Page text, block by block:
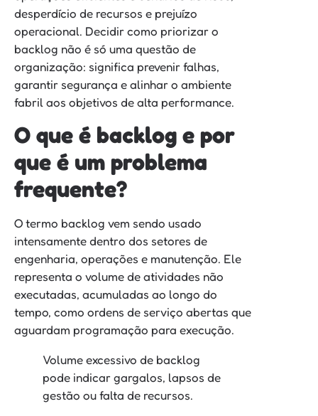
desperdício de recursos e prejuízo
operacional. Decidir como priorizar o
backlog não é só uma questão de
organização: significa prevenir falhas,
garantir segurança e alinhar o ambiente
fabril aos objetivos de alta performance.
O que é backlog e por
que é um problema
frequente?
O termo backlog vem sendo usado
intensamente dentro dos setores de
engenharia, operações e manutenção. Ele
representa o volume de atividades não
executadas, acumuladas ao longo do
tempo, como ordens de serviço abertas que
aguardam programação para execução.
Volume excessivo de backlog
pode indicar gargalos, lapsos de
gestão ou falta de recursos.